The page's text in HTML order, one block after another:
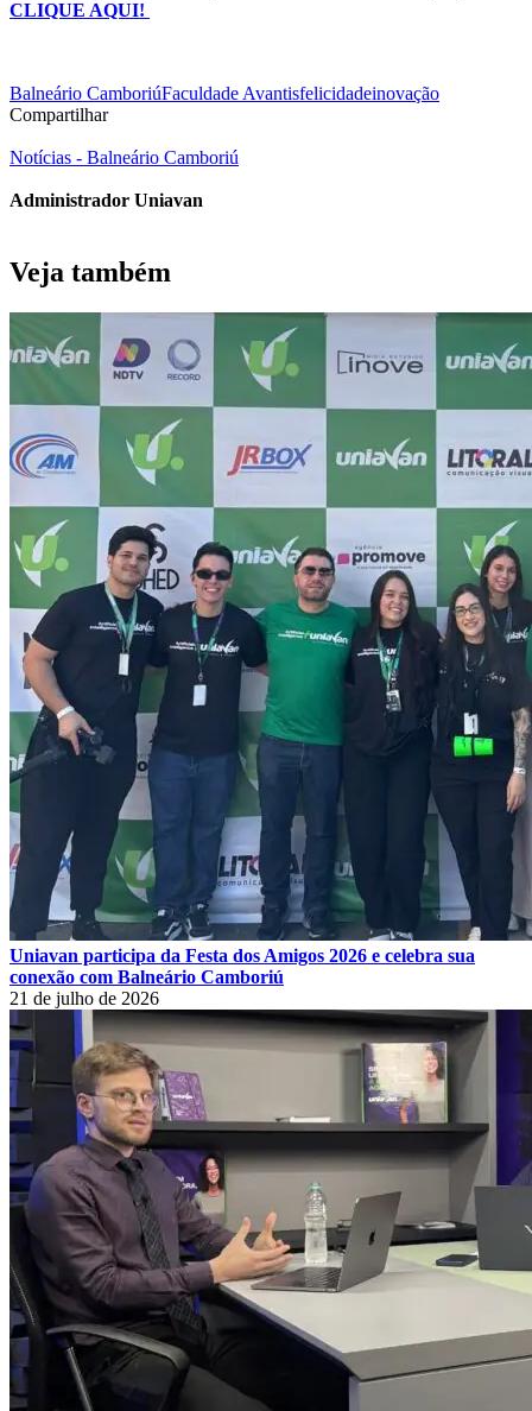
CLIQUE AQUI!
Balneário CamboriúFaculdade Avantisfelicidadeinovação
Compartilhar
Notícias - Balneário Camboriú
Administrador Uniavan
Veja também
Uniavan participa da Festa dos Amigos 2026 e celebra sua
conexão com Balneário Camboriú
21 de julho de 2026